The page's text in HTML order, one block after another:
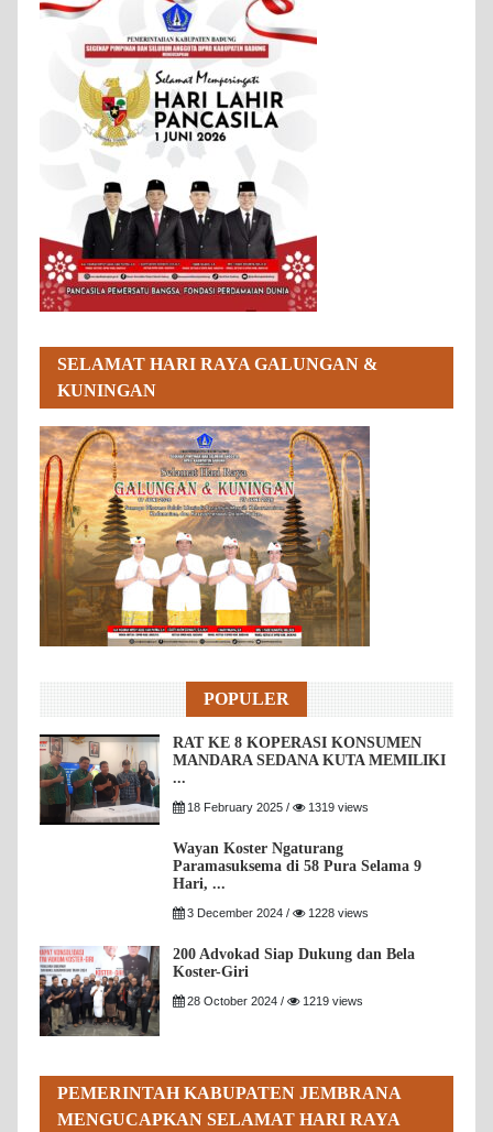
SELAMAT HARI RAYA GALUNGAN &
KUNINGAN
POPULER
RAT KE 8 KOPERASI KONSUMEN
MANDARA SEDANA KUTA MEMILIKI
...
18 February 2025 / 1319 views
Wayan Koster Ngaturang
Paramasuksema di 58 Pura Selama 9
Hari, ...
3 December 2024 / 1228 views
200 Advokad Siap Dukung dan Bela
Koster-Giri
28 October 2024 / 1219 views
PEMERINTAH KABUPATEN JEMBRANA
MENGUCAPKAN SELAMAT HARI RAYA